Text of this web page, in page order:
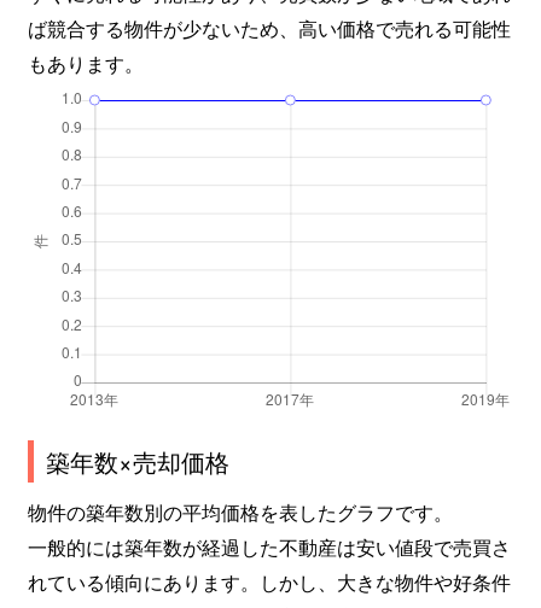
ば競合する物件が少ないため、高い価格で売れる可能性
もあります。
築年数×売却価格
物件の築年数別の平均価格を表したグラフです。
一般的には築年数が経過した不動産は安い値段で売買さ
れている傾向にあります。しかし、大きな物件や好条件